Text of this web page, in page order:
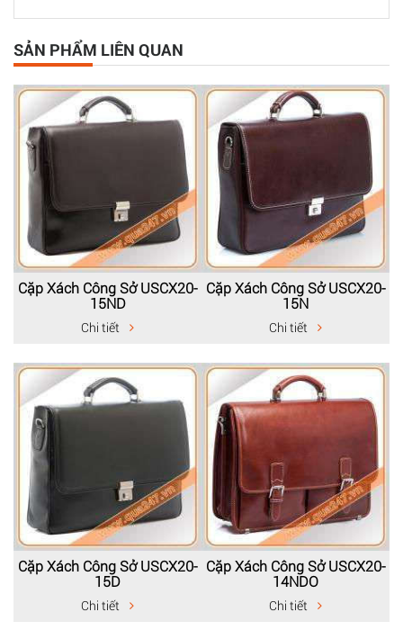
SẢN PHẨM LIÊN QUAN
Cặp Xách Công Sở USCX20-
15ND
Chi tiết
Cặp Xách Công Sở USCX20-
15N
Chi tiết
Cặp Xách Công Sở USCX20-
15D
Chi tiết
Cặp Xách Công Sở USCX20-
14NDO
Chi tiết